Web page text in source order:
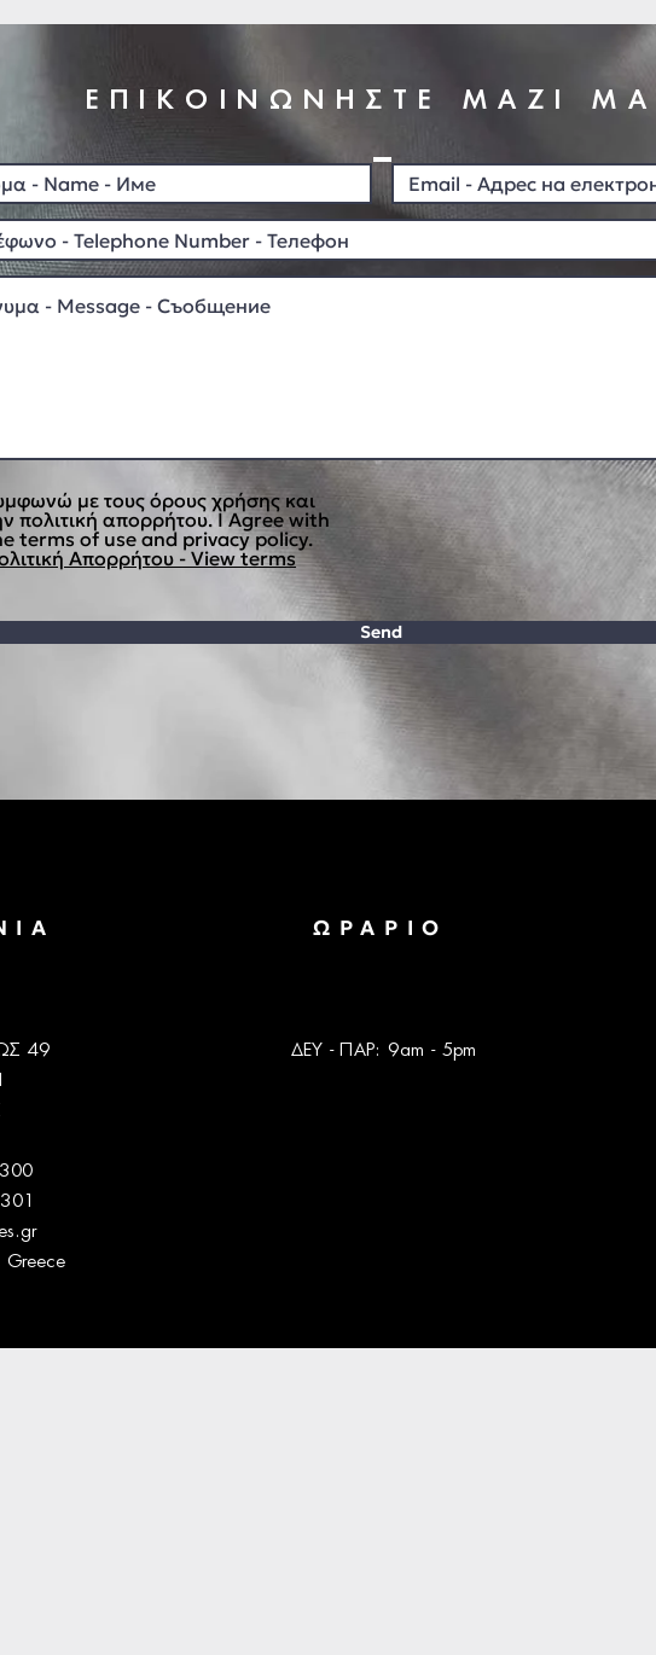
ΕΠΙΚΟΙΝΩΝΗΣΤΕ ΜΑΖΙ
με τους όρους χρήσης και
πολιτική απορρήτου. I Agree with
terms of use and privacy policy.
Απορρήτου - View terms
Send
49
Greece
ΩΡΑΡΙΟ
ΔΕΥ - ΠΑΡ: 9am - 5pm